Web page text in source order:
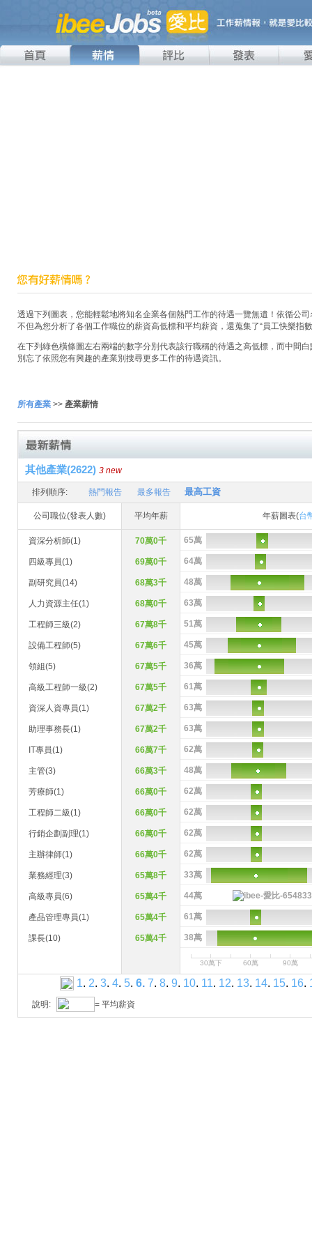
透過下列圖表，您能輕鬆地將知名企業各個熱門工作的待遇一覽無遺！依循公
不但為您分析了各個工作職位的薪資高低標和平均薪資，還蒐集了“員工快樂指
在下列綠色橫條圖左右兩端的數字分別代表該行職稱的待遇之高低標，而中間
別忘了依照您有興趣的產業別搜尋更多工作的待遇資訊。
所有產業 >> 產業薪情
其他產業(2622) 3 new
排列順序: 熱門報告 最多報告 最高工資
公司職位(發表人數) 平均年薪 年薪圖表(台
資深分析師(1) 70萬0千 65萬
四級專員(1) 69萬0千 64萬
副研究員(14) 68萬3千 48萬
人力資源主任(1) 68萬0千 63萬
工程師三級(2) 67萬8千 51萬
設備工程師(5) 67萬6千 45萬
領組(5) 67萬5千 36萬
高級工程師一級(2) 67萬5千 61萬
資深人資專員(1) 67萬2千 63萬
助理事務長(1) 67萬2千 63萬
IT專員(1) 66萬7千 62萬
主管(3) 66萬3千 48萬
芳療師(1) 66萬0千 62萬
工程師二級(1) 66萬0千 62萬
行銷企劃副理(1) 66萬0千 62萬
主辦律師(1) 66萬0千 62萬
業務經理(3) 65萬8千 33萬
高級專員(6) 65萬4千 44萬
產品管理專員(1) 65萬4千 61萬
課長(10) 65萬4千 38萬
30萬下 60萬 90萬
1. 2. 3. 4. 5. 6. 7. 8. 9. 10. 11. 12. 13. 14. 15. 16.
說明: = 平均薪資